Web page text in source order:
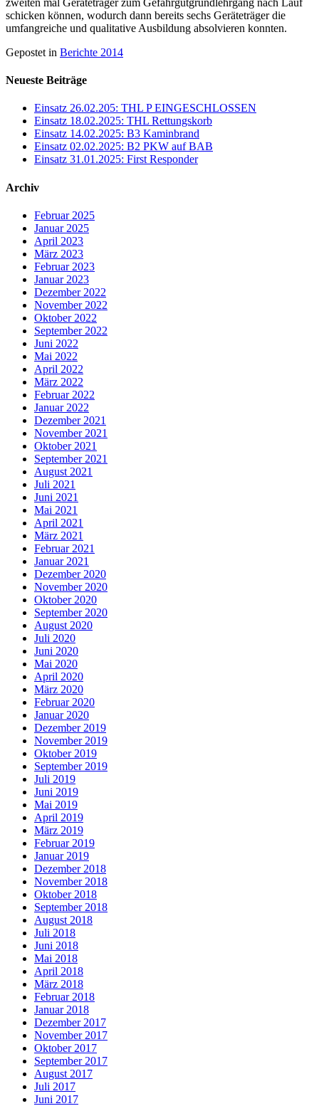
schicken können, wodurch dann bereits sechs Geräteträger die
umfangreiche und qualitative Ausbildung absolvieren konnten.
Gepostet in Berichte 2014
Neueste Beiträge
Einsatz 26.02.205: THL P EINGESCHLOSSEN
Einsatz 18.02.2025: THL Rettungskorb
Einsatz 14.02.2025: B3 Kaminbrand
Einsatz 02.02.2025: B2 PKW auf BAB
Einsatz 31.01.2025: First Responder
Archiv
Februar 2025
Januar 2025
April 2023
März 2023
Februar 2023
Januar 2023
Dezember 2022
November 2022
Oktober 2022
September 2022
Juni 2022
Mai 2022
April 2022
März 2022
Februar 2022
Januar 2022
Dezember 2021
November 2021
Oktober 2021
September 2021
August 2021
Juli 2021
Juni 2021
Mai 2021
April 2021
März 2021
Februar 2021
Januar 2021
Dezember 2020
November 2020
Oktober 2020
September 2020
August 2020
Juli 2020
Juni 2020
Mai 2020
April 2020
März 2020
Februar 2020
Januar 2020
Dezember 2019
November 2019
Oktober 2019
September 2019
Juli 2019
Juni 2019
Mai 2019
April 2019
März 2019
Februar 2019
Januar 2019
Dezember 2018
November 2018
Oktober 2018
September 2018
August 2018
Juli 2018
Juni 2018
Mai 2018
April 2018
März 2018
Februar 2018
Januar 2018
Dezember 2017
November 2017
Oktober 2017
September 2017
August 2017
Juli 2017
Juni 2017